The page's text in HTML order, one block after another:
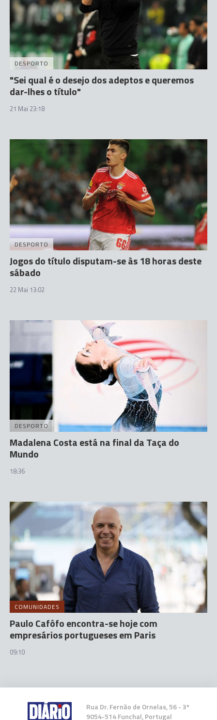
DESPORTO
"Sei qual é o desejo dos adeptos e queremos
dar-lhes o título"
21 Mai 23:18
DESPORTO
Jogos do título disputam-se às 18 horas deste
sábado
22 Mai 13:02
DESPORTO
Madalena Costa está na final da Taça do
Mundo
18:36
COMUNIDADES
Paulo Cafôfo encontra-se hoje com
empresários portugueses em Paris
09:10
Rua Dr. Fernão de Ornelas, 56 - 3º
9054-514 Funchal, Portugal